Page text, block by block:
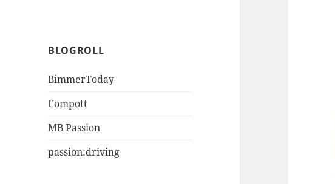
BLOGROLL
BimmerToday
Compott
MB Passion
passion:driving